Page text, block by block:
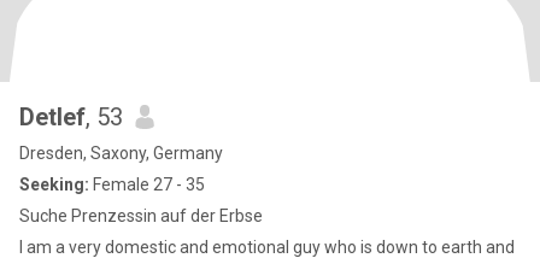
Detlef, 53
Dresden, Saxony, Germany
Seeking: Female 27 - 35
Suche Prenzessin auf der Erbse
I am a very domestic and emotional guy who is down to earth and